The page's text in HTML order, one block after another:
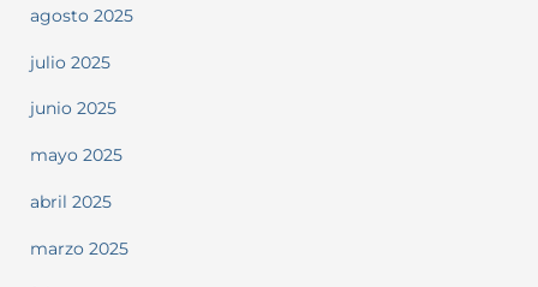
agosto 2025
julio 2025
junio 2025
mayo 2025
abril 2025
marzo 2025